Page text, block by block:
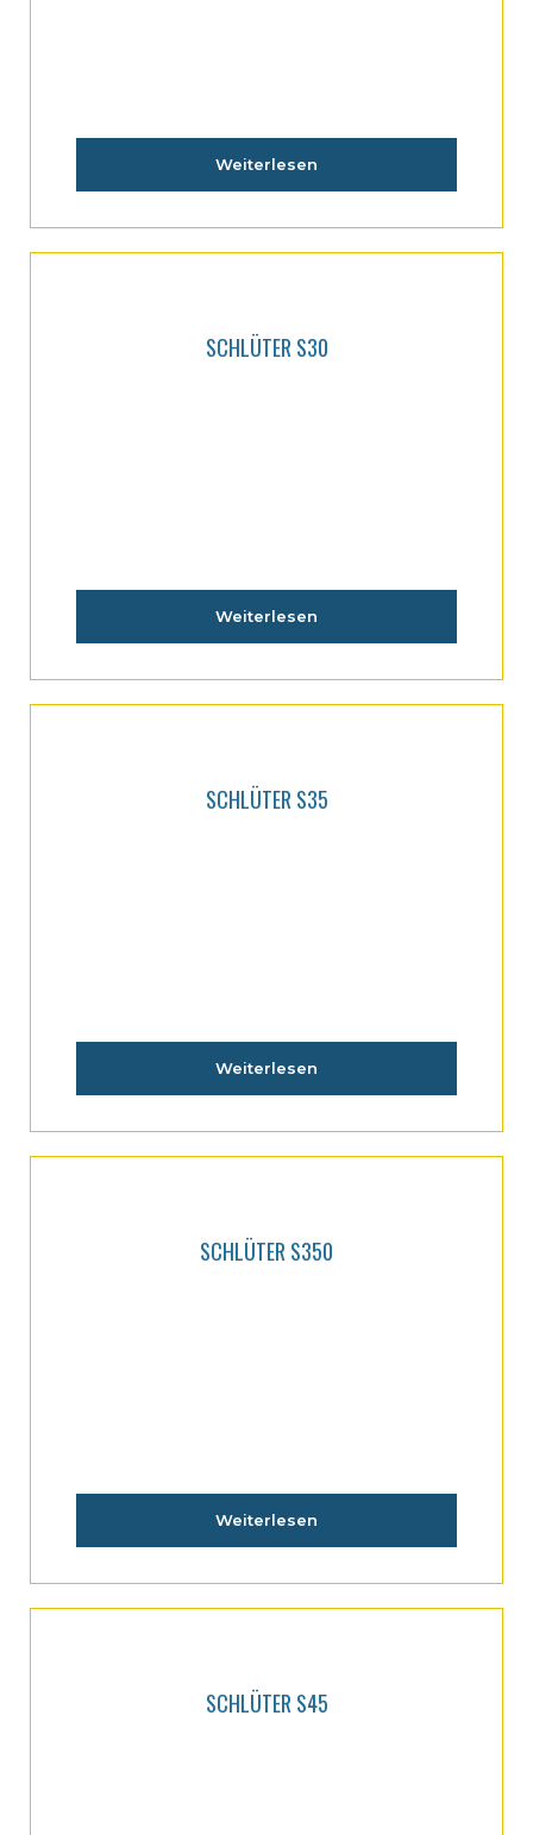
Weiterlesen
SCHLÜTER S30
Weiterlesen
SCHLÜTER S35
Weiterlesen
SCHLÜTER S350
Weiterlesen
SCHLÜTER S45